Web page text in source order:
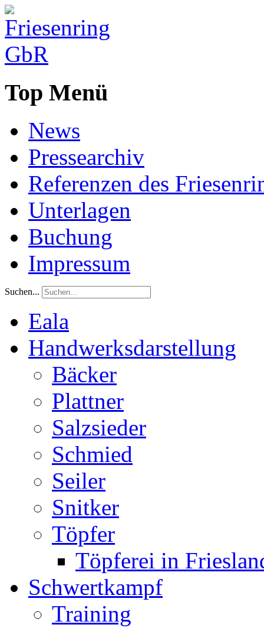
Top Menü
News
Pressearchiv
Referenzen des
Unterlagen
Buchung
Impressum
Suchen...
Eala
Handwerksdarstellung
Bäcker
Plattner
Salzsieder
Schmied
Seiler
Snitker
Töpfer
Töpferei in
Schwertkampf
Training